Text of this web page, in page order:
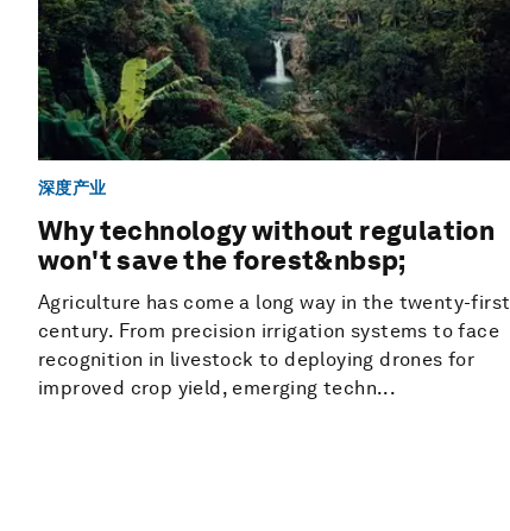
深度产业
Why technology without regulation
won't save the forest&nbsp;
Agriculture has come a long way in the twenty-first
century. From precision irrigation systems to face
recognition in livestock to deploying drones for
improved crop yield, emerging techn...